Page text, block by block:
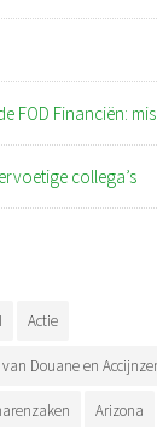
FOD Financiën:
collega’s
Actie
Douane en
Arizona